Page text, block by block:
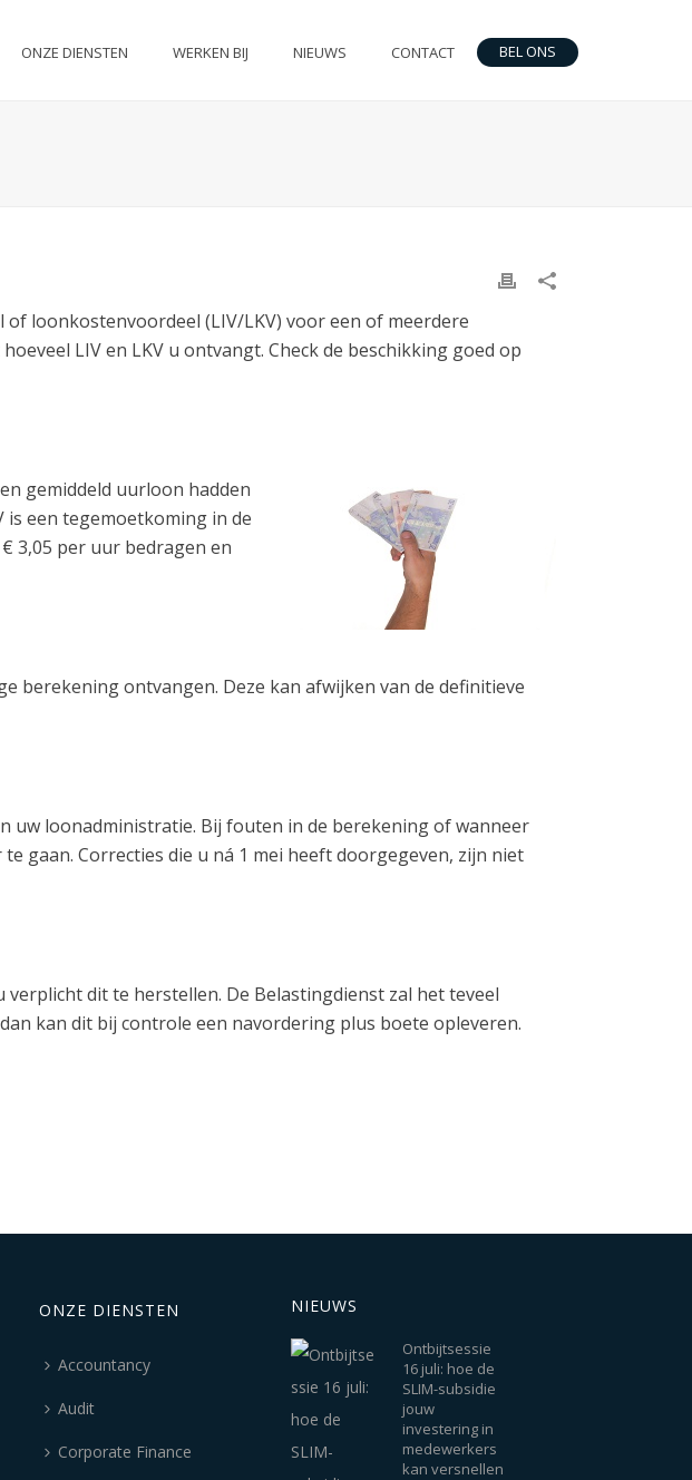
ONZE DIENSTEN WERKEN BIJ NIEUWS CONTACT BEL ONS
loonkostenvoordeel (LIV/LKV) voor een of meerdere
LIV en LKV u ontvangt. Check de beschikking goed op
gemiddeld uurloon hadden
is een tegemoetkoming in de
3,05 per uur bedragen en
berekening ontvangen. Deze kan afwijken van de definitieve
uw loonadministratie. Bij fouten in de berekening of wanneer
gaan. Correcties die u ná 1 mei heeft doorgegeven, zijn niet
dit te herstellen. De Belastingdienst zal het teveel
kan dit bij controle een navordering plus boete opleveren.
ONZE DIENSTEN
Accountancy
Audit
Corporate Finance
NIEUWS
Ontbijtsessie
16 juli: hoe de
SLIM-subsidie
jouw
investering in
medewerkers
kan versnellen